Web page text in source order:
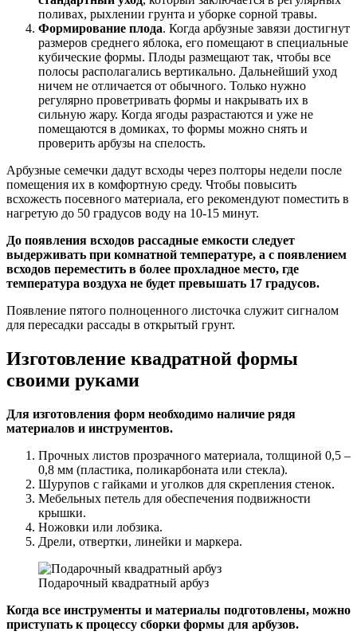
поливах, рыхлении грунта и уборке сорной травы.
Формирование плода. Когда арбузные завязи достигнут
размеров среднего яблока, его помещают в специальные
кубические формы. Плоды размещают так, чтобы все
полосы располагались вертикально. Дальнейший уход
ничем не отличается от обычного. Только нужно
регулярно проветривать формы и накрывать их в
сильную жару. Когда ягоды разрастаются и уже не
помещаются в домиках, то формы можно снять и
проверить арбузы на спелость.
Арбузные семечки дадут всходы через полторы недели после
помещения их в комфортную среду. Чтобы повысить
всхожесть посевного материала, его рекомендуют поместить в
нагретую до 50 градусов воду на 10-15 минут.
До появления всходов рассадные емкости следует
выдерживать при комнатной температуре, а с появлением
всходов переместить в более прохладное место, где
температура воздуха не будет превышать 17 градусов.
Появление пятого полноценного листочка служит сигналом
для пересадки рассады в открытый грунт.
Изготовление квадратной формы
своими руками
Для изготовления форм необходимо наличие рядя
материалов и инструментов.
Прочных листов прозрачного материала, толщиной 0,5 –
0,8 мм (пластика, поликарбоната или стекла).
Шурупов с гайками и уголков для скрепления стенок.
Мебельных петель для обеспечения подвижности
крышки.
Ножовки или лобзика.
Дрели, отвертки, линейки и маркера.
Подарочный квадратный арбуз
Когда все инструменты и материалы подготовлены, можно
приступать к процессу сборки формы для арбузов.